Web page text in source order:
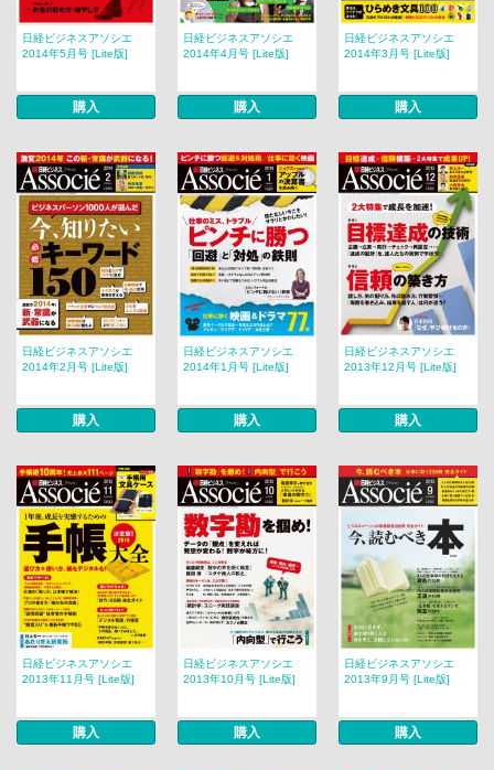
日経ビジネスアソシエ
2014年5月号 [Lite版]
購入
日経ビジネスアソシエ
2014年4月号 [Lite版]
購入
日経ビジネスアソシエ
2014年3月号 [Lite版]
購入
日経ビジネスアソシエ
2014年2月号 [Lite版]
購入
日経ビジネスアソシエ
2014年1月号 [Lite版]
購入
日経ビジネスアソシエ
2013年12月号 [Lite版]
購入
日経ビジネスアソシエ
2013年11月号 [Lite版]
購入
日経ビジネスアソシエ
2013年10月号 [Lite版]
購入
日経ビジネスアソシエ
2013年9月号 [Lite版]
購入